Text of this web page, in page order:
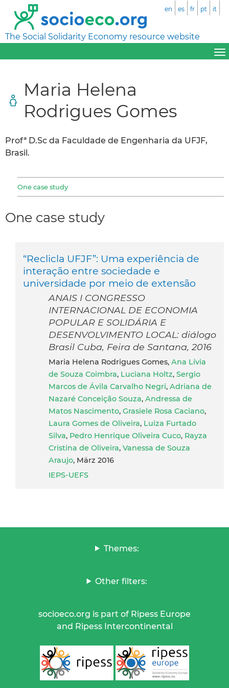
The Social Solidarity Economy resource website
en es fr pt it
Maria Helena
Rodrigues Gomes
Profª D.Sc da Faculdade de Engenharia da UFJF,
Brasil.
One case study
One case study
“Reclicla UFJF”: Uma experiência de
interação entre sociedade e
universidade por meio de extensão
ANAIS I CONGRESSO
INTERNACIONAL DE ECONOMIA
POPULAR E SOLIDÁRIA E
DESENVOLVIMENTO LOCAL: diálogo
Brasil Cuba, Feira de Santana, 2016
Maria Helena Rodrigues Gomes, Ana Lívia
de Souza Coimbra, Luciana Holtz, Sergio
Marcos de Ávila Carvalho Negri, Adriana de
Nazaré Conceição Souza, Andressa de
Matos Nascimento, Grasiele Rosa Caciano,
Laura Gomes de Oliveira, Luiza Furtado
Silva, Pedro Henrique Oliveira Cuco, Rayza
Cristina de Oliveira, Vanessa de Souza
Araujo, März 2016
IEPS-UEFS
Themes:
Other filters:
socioeco.org is part of Ripess Europe
and Ripess Intercontinental